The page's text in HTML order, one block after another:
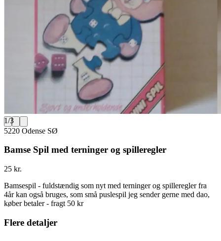
1/3
5220 Odense SØ
Bamse Spil med terninger og spilleregler
25 kr.
Bamsespil - fuldstændig som nyt med terninger og spilleregler fra
4år kan også bruges, som små puslespil jeg sender gerne med dao,
køber betaler - fragt 50 kr
Flere detaljer